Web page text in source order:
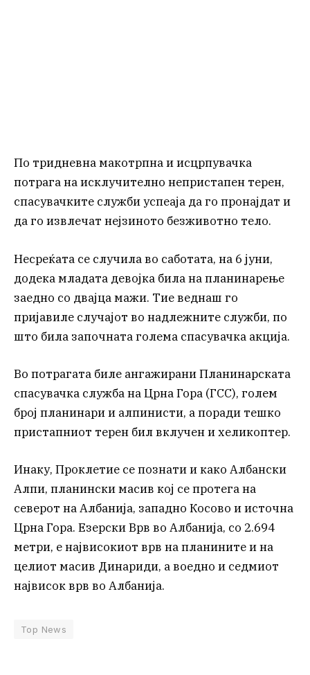
По тридневна макотрпна и исцрпувачка
потрага на исклучително непристапен терен,
спасувачките служби успеаја да го пронајдат и
да го извлечат нејзиното безживотно тело.
Несреќата се случила во саботата, на 6 јуни,
додека младата девојка била на планинарење
заедно со двајца мажи. Тие веднаш го
пријавиле случајот во надлежните служби, по
што била започната голема спасувачка акција.
Во потрагата биле ангажирани Планинарската
спасувачка служба на Црна Гора (ГСС), голем
број планинари и алпинисти, а поради тешко
пристапниот терен бил вклучен и хеликоптер.
Инаку, Проклетие се познати и како Албански
Алпи, планински масив кој се протега на
северот на Албанија, западно Косово и источна
Црна Гора. Езерски Врв во Албанија, со 2.694
метри, е највисокиот врв на планините и на
целиот масив Динариди, а воедно и седмиот
највисок врв во Албанија.
Top News